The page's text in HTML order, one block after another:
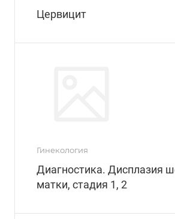
Цервицит
Гинекология
Диагностика. Дисплазия
матки, стадия 1, 2